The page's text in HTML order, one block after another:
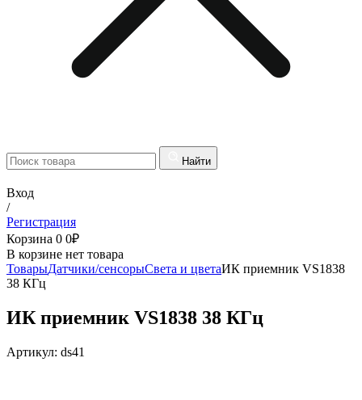
Найти
Вход
/
Регистрация
Корзина 0 0₽
В корзине нет товара
ТоварыДатчики/сенсорыСвета и цветаИК приемник VS1838
38 КГц
ИК приемник VS1838 38 КГц
Артикул: ds41